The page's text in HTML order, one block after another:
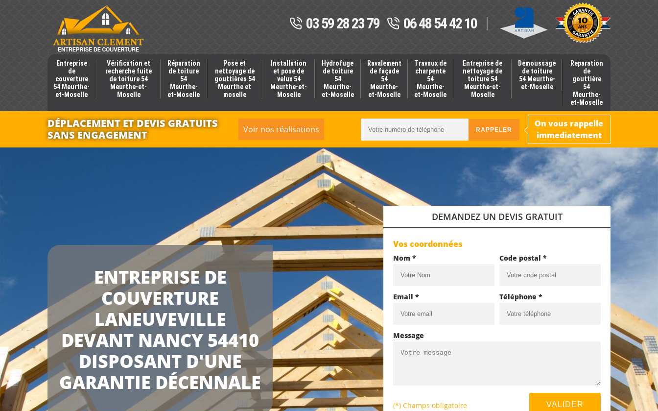
03 59 28 23 79 06 48 54 42 10
Entreprise
de
couverture
54 Meurthe-
et-Moselle
Vérification et
recherche fuite
de toiture 54
Meurthe-et-
Moselle
Réparation
de toiture
54
Meurthe-
et-Moselle
Pose et
nettoyage de
gouttières 54
Meurthe et
moselle
Installation
et pose de
velux 54
Meurthe-et-
Moselle
Hydrofuge
de toiture
54
Meurthe-
et-Moselle
Ravalement
de façade
54
Meurthe-
et-Moselle
Travaux de
charpente
54
Meurthe-
et-Moselle
Entreprise de
nettoyage de
toiture 54
Meurthe-et-
Moselle
Demoussage
de toiture
54 Meurthe-
et-Moselle
Reparation
de
gouttière
54
Meurthe-
et-Moselle
DÉPLACEMENT ET DEVIS GRATUITS
SANS ENGAGEMENT
Voir nos réalisations
On vous rappelle
immediatement
ENTREPRISE DE
COUVERTURE
LANEUVEVILLE
DEVANT NANCY 54410
DISPOSANT D'UNE
GARANTIE DÉCENNALE
DEMANDEZ UN DEVIS GRATUIT
Vos coordonnées
Nom * Code postal *
Email * Téléphone *
Message
(*) Champs obligatoire